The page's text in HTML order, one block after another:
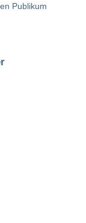
Publikum